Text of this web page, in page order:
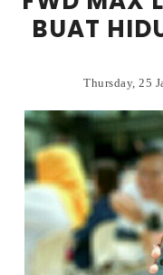
BUAT
Thursday, 25